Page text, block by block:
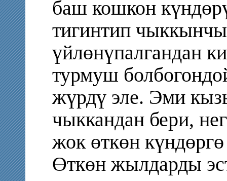
баш кошкон
тигинтип
үйлөнүпалгандан
турмуш
жүрдү эле. Эми
чыккандан бери,
жок өткөн
Өткөн жылдарды